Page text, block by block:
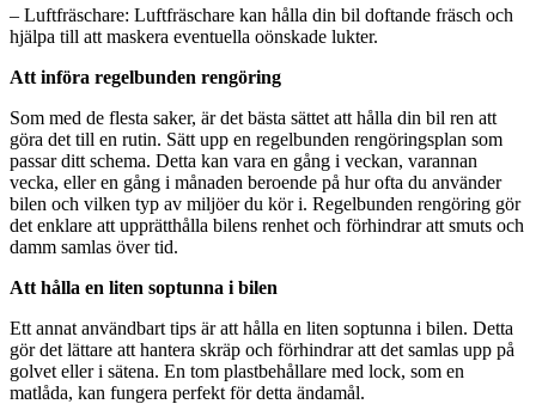
– Luftfräschare: Luftfräschare kan hålla din bil doftande fräsch och
hjälpa till att maskera eventuella oönskade lukter.
Att införa regelbunden rengöring
Som med de flesta saker, är det bästa sättet att hålla din bil ren att
göra det till en rutin. Sätt upp en regelbunden rengöringsplan som
passar ditt schema. Detta kan vara en gång i veckan, varannan
vecka, eller en gång i månaden beroende på hur ofta du använder
bilen och vilken typ av miljöer du kör i. Regelbunden rengöring gör
det enklare att upprätthålla bilens renhet och förhindrar att smuts och
damm samlas över tid.
Att hålla en liten soptunna i bilen
Ett annat användbart tips är att hålla en liten soptunna i bilen. Detta
gör det lättare att hantera skräp och förhindrar att det samlas upp på
golvet eller i sätena. En tom plastbehållare med lock, som en
matlåda, kan fungera perfekt för detta ändamål.